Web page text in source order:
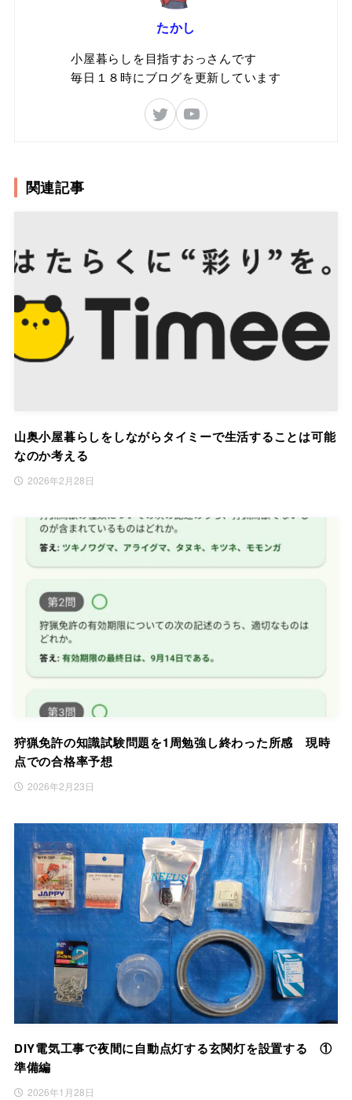
たかし
小屋暮らしを目指すおっさんです
毎日１８時にブログを更新しています
関連記事
山奥小屋暮らしをしながらタイミーで生活することは可能
なのか考える
2026年2月28日
狩猟免許の知識試験問題を1周勉強し終わった所感 現時
点での合格率予想
2026年2月23日
DIY電気工事で夜間に自動点灯する玄関灯を設置する ①
準備編
2026年1月28日